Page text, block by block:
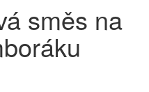
směs na